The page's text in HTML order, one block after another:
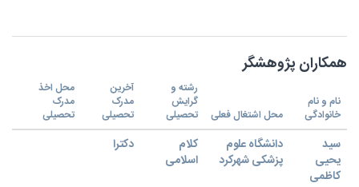
همکاران پژوهشگر
نام و نام
خانوادگی
محل اشتغال فعلی
رشته و
گرایش
تحصیلی
آخرین
مدرک
تحصیلی
محل اخذ
مدرک
تحصیلی
سید
یحیی
کاظمی
دانشگاه علوم
پزشکی شهرکرد
کلام
اسلامی
دکترا